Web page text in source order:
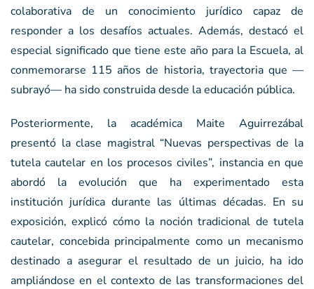
colaborativa de un conocimiento jurídico capaz de
responder a los desafíos actuales. Además, destacó el
especial significado que tiene este año para la Escuela, al
conmemorarse 115 años de historia, trayectoria que —
subrayó— ha sido construida desde la educación pública.
Posteriormente, la académica Maite Aguirrezábal
presentó la clase magistral “Nuevas perspectivas de la
tutela cautelar en los procesos civiles”, instancia en que
abordó la evolución que ha experimentado esta
institución jurídica durante las últimas décadas. En su
exposición, explicó cómo la noción tradicional de tutela
cautelar, concebida principalmente como un mecanismo
destinado a asegurar el resultado de un juicio, ha ido
ampliándose en el contexto de las transformaciones del